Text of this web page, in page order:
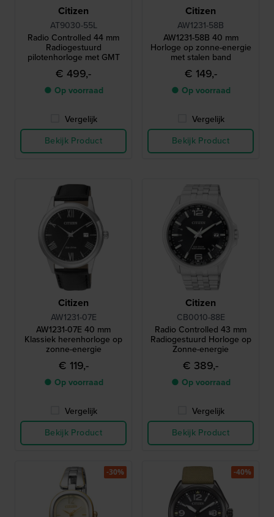
Citizen
AT9030-55L
Radio Controlled 44 mm
Radiogestuurd
pilotenhorloge met GMT
€ 499,-
● Op voorraad
Vergelijk
Bekijk Product
Citizen
AW1231-58B
AW1231-58B 40 mm
Horloge op zonne-energie
met stalen band
€ 149,-
● Op voorraad
Vergelijk
Bekijk Product
Citizen
AW1231-07E
AW1231-07E 40 mm
Klassiek herenhorloge op
zonne-energie
€ 119,-
● Op voorraad
Vergelijk
Bekijk Product
Citizen
CB0010-88E
Radio Controlled 43 mm
Radiogestuurd Horloge op
Zonne-energie
€ 389,-
● Op voorraad
Vergelijk
Bekijk Product
-30% -40%